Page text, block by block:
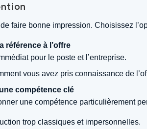
faire bonne impression. Choisissez
référence à l’offre
pour le poste et l’entreprise.
vous avez pris connaissance de
compétence clé
une compétence particulièrement
trop classiques et impersonnelles.